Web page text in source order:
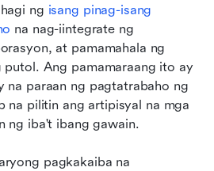
ng isang pinag-isang
na nag-iintegrate ng
at pamamahala ng
putol. Ang pamamaraang ito ay
na paraan ng pagtatrabaho ng
na pilitin ang artipisyal na mga
ng iba't ibang gawain.
pagkakaiba na